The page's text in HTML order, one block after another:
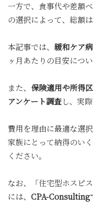
一方で、食事代や差額
の選択によって、総額
本記事では、 緩和ケア
ヶ月あたりの目安につ
また、 保険適用や所得
アンケート調査し、実
費用を理由に最適な選
家族にとって納得のい
ください。
なお、「住宅型ホスピ
には、 CPA-Consulting